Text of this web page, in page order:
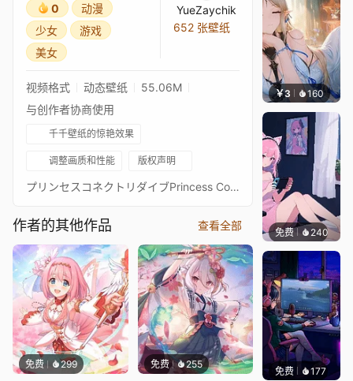
0
动漫
少女
游戏
美女
YueZaychik
652 张壁纸
视频格式 动态壁纸
55.06M
与创作者协商使用
千千壁纸的惊艳效果
调整画质和性能 版权声明
プリンセスコネクトリダイブPrincess Connect! Re: Dive超异域公主连结！Re: Dive6星 望 6★ 主页动画壁纸6★ノゾミ - Nozomi通过 Waifu2x 降噪放大 + FFmpeg 60FPS 补帧处理21:9 3440*1440 带鱼屏适配16:9 标准比例版：https://steamcommunity.com/sharedfiles/filedetails/?id=2459609091PCR 16:9 合集：https://steamcommunity.com/sharedfiles/filedetails/?id=2134024999PCR 21:9 合集：https://steamcommunity.com/sharedfiles/filedetails/?id=2137377323
作者的其他作品 查看全部
免费 299 免费 255
￥3 160 豆子
免费 240好看
免费 177